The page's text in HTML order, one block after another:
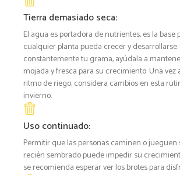
Tierra demasiado seca:
El agua es portadora de nutrientes, es la base
cualquier planta pueda crecer y desarrollarse.
constantemente tu grama, ayúdala a
mojada y fresca para su crecimiento. Una vez
ritmo de riego, considera cambios en esta
invierno.
Uso continuado:
Permitir que las personas caminen o jueguen
recién sembrado puede impedir su
se recomienda esperar ver los brotes para